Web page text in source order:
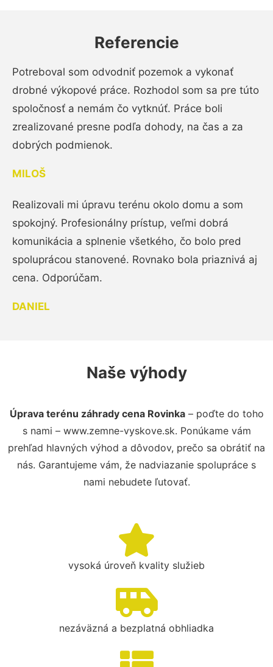
Referencie
Potreboval som odvodniť pozemok a vykonať
drobné výkopové práce. Rozhodol som sa pre túto
spoločnosť a nemám čo vytknúť. Práce boli
zrealizované presne podľa dohody, na čas a za
dobrých podmienok.
MILOŠ
Realizovali mi úpravu terénu okolo domu a som
spokojný. Profesionálny prístup, veľmi dobrá
komunikácia a splnenie všetkého, čo bolo pred
spoluprácou stanovené. Rovnako bola priaznivá aj
cena. Odporúčam.
DANIEL
Naše výhody
Úprava terénu záhrady cena Rovinka– poďte do toho
s nami – www.zemne-vyskove.sk. Ponúkame vám
prehľad hlavných výhod a dôvodov, prečo sa obrátiť na
nás. Garantujeme vám, že nadviazanie spolupráce s
nami nebudete ľutovať.
vysoká úroveň kvality služieb
nezáväzná a bezplatná obhliadka